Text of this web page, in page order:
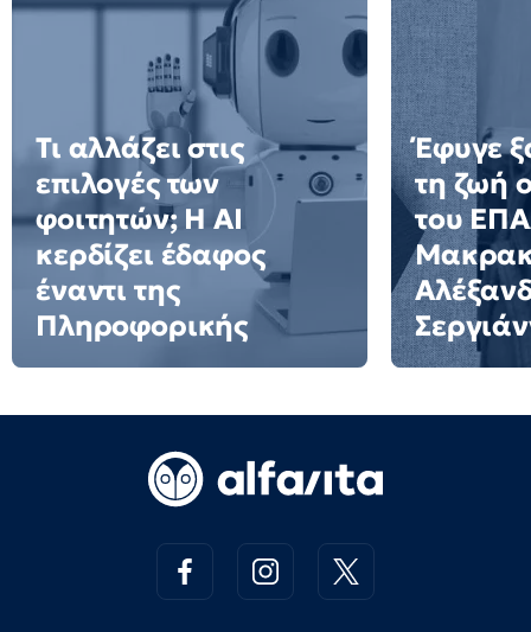
Τι αλλάζει στις
επιλογές των
φοιτητών; Η AI
κερδίζει έδαφος
έναντι της
Πληροφορικής
Έφυγε
τη ζωή
του